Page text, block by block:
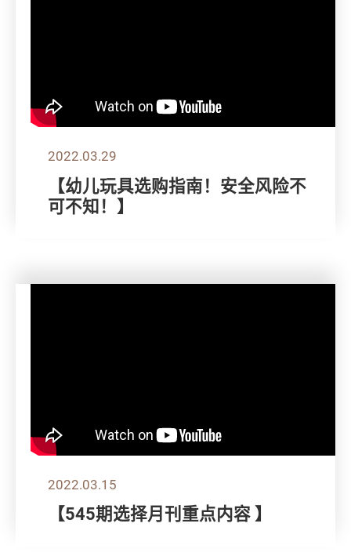
2022.03.29
【幼儿玩具选购指南！安全风险不
可不知！】
2022.03.15
【545期选择月刊重点内容 】